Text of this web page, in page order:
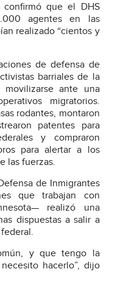
confirmó que el DHS
agentes en las
realizado “cientos y
de defensa de
barriales de la
movilizarse ante una
migratorios.
rodantes, montaron
patentes para
y compraron
para alertar a los
las fuerzas.
de Inmigrantes
que trabajan con
realizó una
dispuestas a salir a
y que tengo la
hacerlo”, dijo